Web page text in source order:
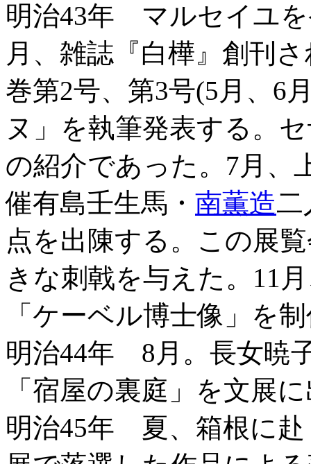
明治43年 マルセイユを
月、雑誌『白樺』創刊
巻第2号、第3号(5月、6
ヌ」を執筆発表する。
の紹介であった。7月、
催有島壬生馬・ 南薫造二
点を出陳する。この展
きな刺戟を与えた。11
「ケーベル博士像」を
明治44年 8月。長女暁
「宿屋の裏庭」を文展
明治45年 夏、箱根に赴